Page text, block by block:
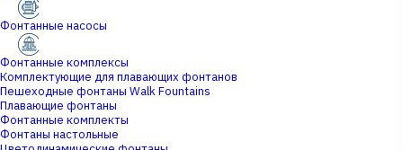
Фонтанные насосы
Фонтанные комплексы
Комплектующие для плавающих фонтанов
Пешеходные фонтаны Walk Fountains
Плавающие фонтаны
Фонтанные комплекты
Фонтаны настольные